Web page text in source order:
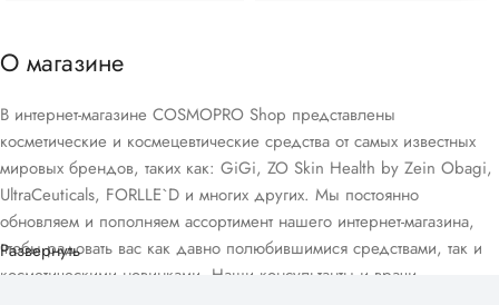
О магазине
В интернет-магазине COSMOPRO Shop представлены
косметические и космецевтические средства от самых известных
мировых брендов, таких как: GiGi, ZO Skin Health by Zein Obagi,
UltraCeuticals, FORLLE`D и многих других. Мы постоянно
обновляем и пополняем ассортимент нашего интернет-магазина,
чтобы радовать вас как давно полюбившимися средствами, так и
косметическими новинками. Наши консультанты и врачи-
Развернуть